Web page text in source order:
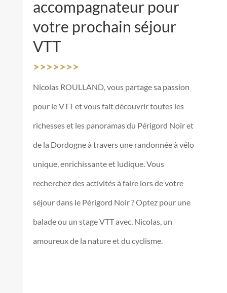
accompagnateur pour
votre prochain séjour
VTT
>>>>>>>
Nicolas ROULLAND, vous partage sa passion
pour le VTT et vous fait découvrir toutes les
richesses et les panoramas du Périgord Noir et
de la Dordogne à travers une randonnée à vélo
unique, enrichissante et ludique. Vous
recherchez des activités à faire lors de votre
séjour dans le Périgord Noir ? Optez pour une
balade ou un stage VTT avec, Nicolas, un
amoureux de la nature et du cyclisme.